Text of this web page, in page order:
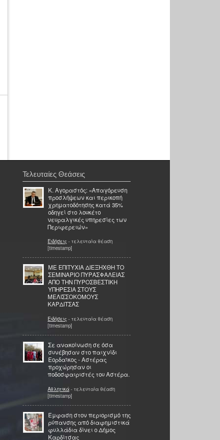
Τελευταίες Θεάσεις
Κ. Αγοραστός: «Απαγόρευση
προσλήψεων και περικοπή
χρηματοδότησης κατά 35%
οδηγεί στο λουκέτο
νευραλγικές υπηρεσίες των
Περιφερειών»
Ειδήσεις - τελευταία θέαση
[timestamp]
ΜΕ ΕΠΙΤΥΧΙΑ ΔΙΕΞΗΧΘΗ ΤΟ
ΣΕΜΙΝΑΡΙΟ ΠΥΡΑΣΦΑΛΕΙΑΣ
ΑΠΟ ΤΗΝ ΠΥΡΟΣΒΕΣΤΙΚΗ
ΥΠΗΡΕΣΙΑ ΣΤΟΥΣ
ΜΕΛΙΣΣΟΚΟΜΟΥΣ
ΚΑΡΔΙΤΣΑΣ
Ειδήσεις - τελευταία θέαση
[timestamp]
Σε ανακοίνωση σε όσα
συνέβησαν στο παιχνίδι
Εορδαϊκος - Αστέρας
προχώρησαν οι
ποδοσφαιριστές του Αστέρα.
Αθλητικά - τελευταία θέαση
[timestamp]
Έμφαση στον περιορισμό της
ρύπανσης από διαφημιστικά
φυλλάδια δίνει ο Δήμος
Καρδίτσας